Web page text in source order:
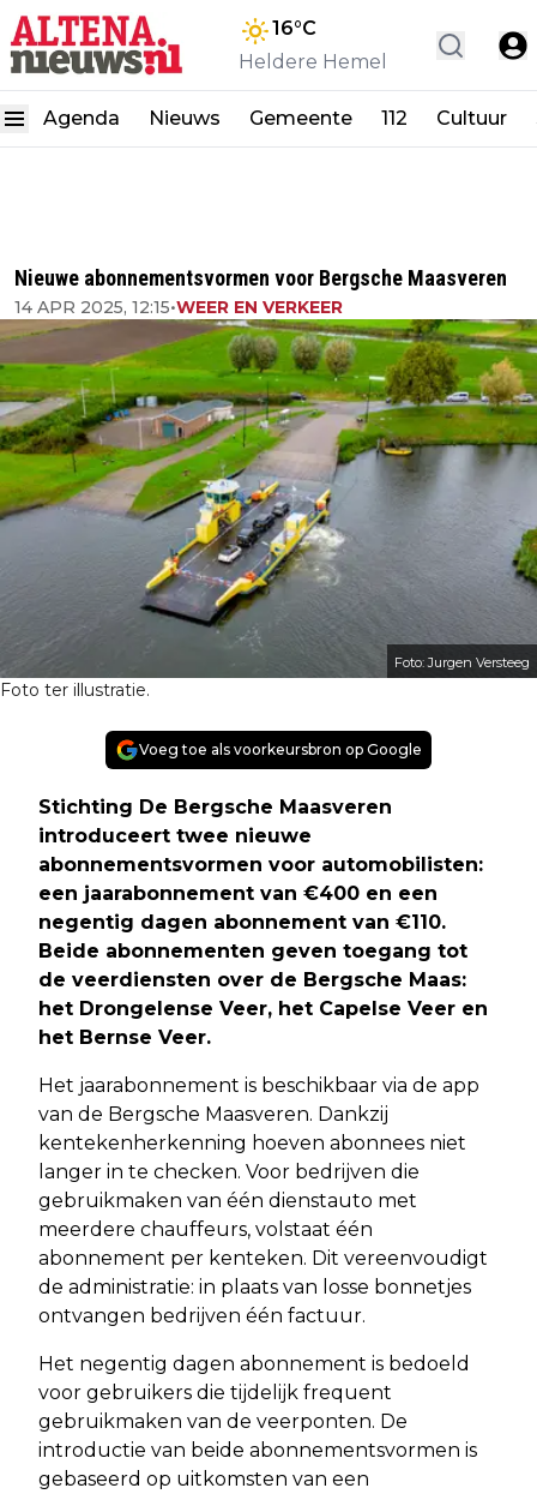
16°C
Heldere Hemel
Agenda Nieuws Gemeente 112 Cultuur
Nieuwe abonnementsvormen voor Bergsche Maasveren
14 APR 2025, 12:15•WEER EN VERKEER
Foto: Jurgen Versteeg
Foto ter illustratie.
Voeg toe als voorkeursbron op Google
Stichting De Bergsche Maasveren
introduceert twee nieuwe
abonnementsvormen voor automobilisten:
een jaarabonnement van €400 en een
negentig dagen abonnement van €110.
Beide abonnementen geven toegang tot
de veerdiensten over de Bergsche Maas:
het Drongelense Veer, het Capelse Veer en
het Bernse Veer.
Het jaarabonnement is beschikbaar via de app
van de Bergsche Maasveren. Dankzij
kentekenherkenning hoeven abonnees niet
langer in te checken. Voor bedrijven die
gebruikmaken van één dienstauto met
meerdere chauffeurs, volstaat één
abonnement per kenteken. Dit vereenvoudigt
de administratie: in plaats van losse bonnetjes
ontvangen bedrijven één factuur.
Het negentig dagen abonnement is bedoeld
voor gebruikers die tijdelijk frequent
gebruikmaken van de veerponten. De
introductie van beide abonnementsvormen is
gebaseerd op uitkomsten van een